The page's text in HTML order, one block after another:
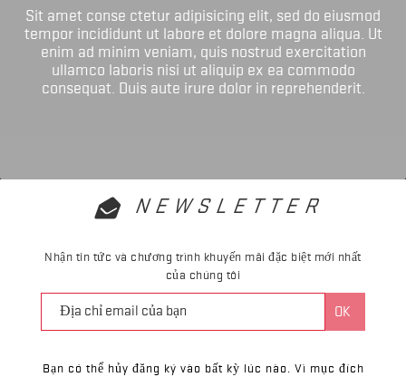
Sit amet conse ctetur adipisicing elit, sed do eiusmod
tempor incididunt ut labore et dolore magna aliqua. Ut
enim ad minim veniam, quis nostrud exercitation
ullamco laboris nisi ut aliquip ex ea commodo
consequat. Duis aute irure dolor in reprehenderit.
NEWSLETTER
Nhận tin tức và chương trình khuyến mãi đặc biệt mới nhất
của chúng tôi
Bạn có thể hủy đăng ký vào bất kỳ lúc nào. Vì mục đích